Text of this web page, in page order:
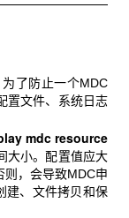
了防止一个MDC
置文件、系统日志
mdc resource
大小。配置值应大
则，会导致MDC申
建、文件拷贝和保